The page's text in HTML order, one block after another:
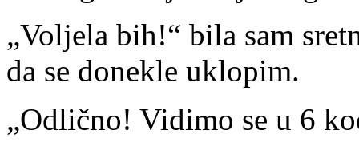
„Voljela bih!“ bila sam
da se donekle uklopim.
„Odlično! Vidimo se u 6